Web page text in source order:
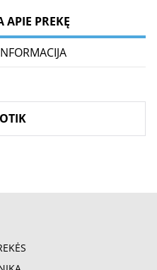
APIE PREKĘ